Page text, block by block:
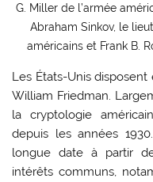
G. Miller de l’armée
Abraham Sinkov, le
américains et Frank B.
Les États-Unis
William Friedman.
la cryptologie
depuis les années
longue date à partir
intérêts communs,